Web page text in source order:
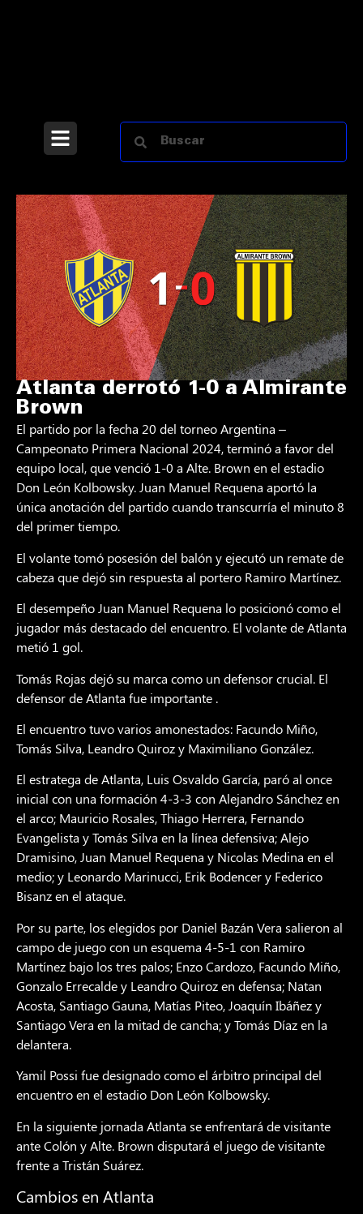
Atlanta derrotó 1-0 a Almirante
Brown
El partido por la fecha 20 del torneo Argentina –
Campeonato Primera Nacional 2024, terminó a favor del
equipo local, que venció 1-0 a Alte. Brown en el estadio
Don León Kolbowsky. Juan Manuel Requena aportó la
única anotación del partido cuando transcurría el minuto 8
del primer tiempo.
El volante tomó posesión del balón y ejecutó un remate de
cabeza que dejó sin respuesta al portero Ramiro Martínez.
El desempeño Juan Manuel Requena lo posicionó como el
jugador más destacado del encuentro. El volante de Atlanta
metió 1 gol.
Tomás Rojas dejó su marca como un defensor crucial. El
defensor de Atlanta fue importante .
El encuentro tuvo varios amonestados: Facundo Miño,
Tomás Silva, Leandro Quiroz y Maximiliano González.
El estratega de Atlanta, Luis Osvaldo García, paró al once
inicial con una formación 4-3-3 con Alejandro Sánchez en
el arco; Mauricio Rosales, Thiago Herrera, Fernando
Evangelista y Tomás Silva en la línea defensiva; Alejo
Dramisino, Juan Manuel Requena y Nicolas Medina en el
medio; y Leonardo Marinucci, Erik Bodencer y Federico
Bisanz en el ataque.
Por su parte, los elegidos por Daniel Bazán Vera salieron al
campo de juego con un esquema 4-5-1 con Ramiro
Martínez bajo los tres palos; Enzo Cardozo, Facundo Miño,
Gonzalo Errecalde y Leandro Quiroz en defensa; Natan
Acosta, Santiago Gauna, Matías Piteo, Joaquín Ibáñez y
Santiago Vera en la mitad de cancha; y Tomás Díaz en la
delantera.
Yamil Possi fue designado como el árbitro principal del
encuentro en el estadio Don León Kolbowsky.
En la siguiente jornada Atlanta se enfrentará de visitante
ante Colón y Alte. Brown disputará el juego de visitante
frente a Tristán Suárez.
Cambios en Atlanta